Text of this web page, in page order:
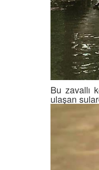
Bu zavallı
ulaşan